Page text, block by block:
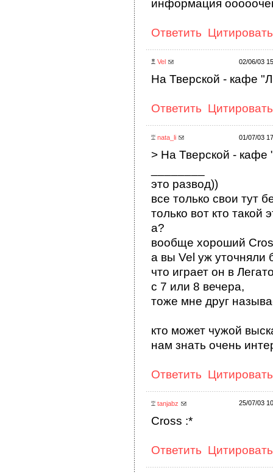
информация
Ответить Цитировать
Vel 02/06/03
На Тверской - кафе
Ответить Цитировать
nata_li 01/07/03
> На Тверской - кафе
это развод))
все только свои тут
только вот кто такой
а?
вообще хороший
а вы Vel уж уточняли
что играет он в
с 7 или 8 вечера,
тоже мне друг
кто может чужой
нам знать очень
Ответить Цитировать
tanjabz 25/07/03
Cross :*
Ответить Цитировать